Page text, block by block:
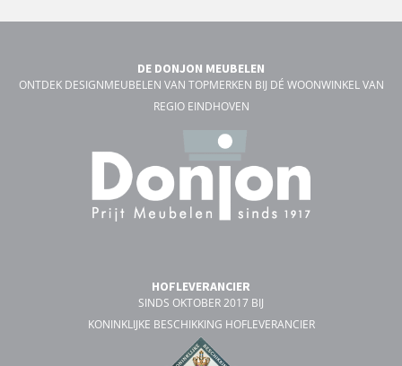
DE DONJON MEUBELEN
ONTDEK DESIGNMEUBELEN VAN TOPMERKEN BIJ DÉ WOONWINKEL VAN
REGIO EINDHOVEN
HOFLEVERANCIER
SINDS OKTOBER 2017 BIJ
KONINKLIJKE BESCHIKKING HOFLEVERANCIER